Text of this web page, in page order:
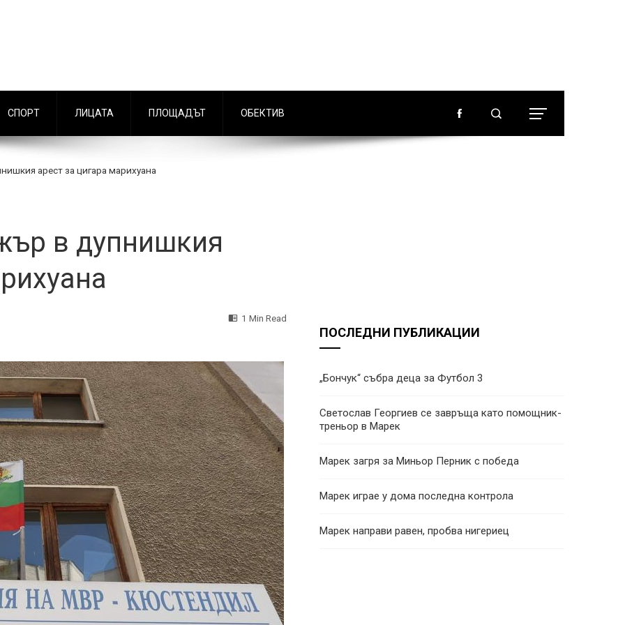
СПОРТ ЛИЦАТА ПЛОЩАДЪТ ОБЕКТИВ
арест за цигара марихуана
в дупнишкия
1 Min Read
ПОСЛЕДНИ ПУБЛИКАЦИИ
„Бончук“ събра деца за Футбол 3
Светослав Георгиев се завръща като помощник-
треньор в Марек
Марек загря за Миньор Перник с победа
Марек играе у дома последна контрола
Марек направи равен, пробва нигериец